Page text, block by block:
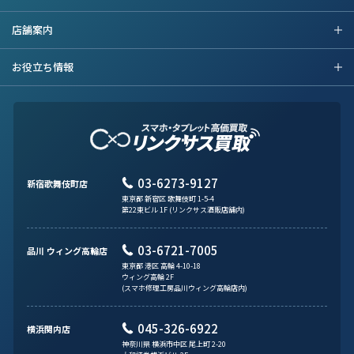
店舗案内
お役立ち情報
新宿歌舞伎町店 03-6273-9127
東京都 新宿区 歌舞伎町 1-5-4
第22東ビル 1F (リンクサス酒販店舗内)
品川 ウィング高輪店 03-6721-7005
東京都 港区 高輪 4-10-18
ウィング高輪 2F
(スマホ修理工房品川ウィング高輪店内)
横浜関内店 045-326-6922
神奈川県 横浜市中区 尾上町 2-20